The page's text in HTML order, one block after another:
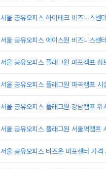
서울 공유오피스 하이테크 비즈니스센
서울 공유오피스 에이스원 비즈니스센
서울 공유오피스 플래그원 마포캠프 정
서울 공유오피스 플래그원 마곡캠프 시
서울 공유오피스 플래그원 강남캠프
서울 공유오피스 플래그원 서울역캠프
서울 공유오피스 비즈온 마포센터 가격